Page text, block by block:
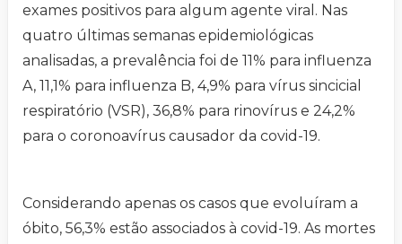
exames positivos para algum agente viral. Nas
quatro últimas semanas epidemiológicas
analisadas, a prevalência foi de 11% para influenza
A, 11,1% para influenza B, 4,9% para vírus sincicial
respiratório (VSR), 36,8% para rinovírus e 24,2%
para o coronoavírus causador da covid-19.
Considerando apenas os casos que evoluíram a
óbito, 56,3% estão associados à covid-19. As mortes